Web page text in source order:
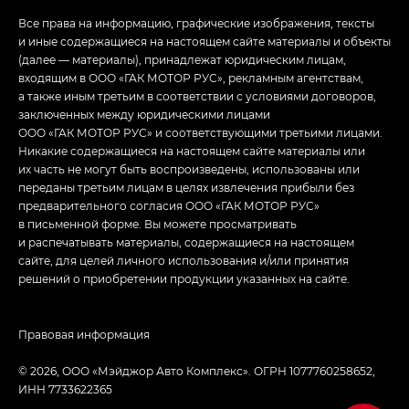
Все права на информацию, графические изображения, тексты
и иные содержащиеся на настоящем сайте материалы и объекты
(далее — материалы), принадлежат юридическим лицам,
входящим в ООО «ГАК МОТОР РУС», рекламным агентствам,
а также иным третьим в соответствии с условиями договоров,
заключенных между юридическими лицами
ООО «ГАК МОТОР РУС» и соответствующими третьими лицами.
Никакие содержащиеся на настоящем сайте материалы или
их часть не могут быть воспроизведены, использованы или
переданы третьим лицам в целях извлечения прибыли без
предварительного согласия ООО «ГАК МОТОР РУС»
в письменной форме. Вы можете просматривать
и распечатывать материалы, содержащиеся на настоящем
сайте, для целей личного использования и/или принятия
решений о приобретении продукции указанных на сайте.
© 2026, ООО «Мэйджор Авто Комплекс». ОГРН 1077760258652,
ИНН 7733622365
Правовая информация